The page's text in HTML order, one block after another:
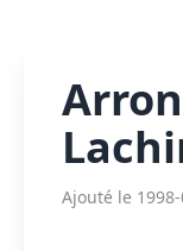
Ajouté le